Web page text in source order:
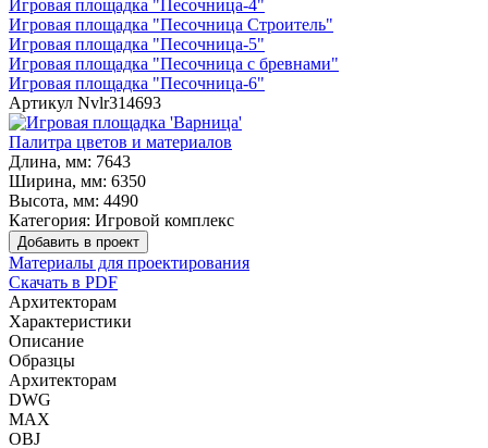
Игровая площадка "Песочница-4"
Игровая площадка "Песочница Строитель"
Игровая площадка "Песочница-5"
Игровая площадка "Песочница с бревнами"
Игровая площадка "Песочница-6"
Артикул Nvlr314693
Палитра цветов и материалов
Длина, мм: 7643
Ширина, мм: 6350
Высота, мм: 4490
Категория: Игровой комплекс
Добавить в проект
Материалы для проектирования
Скачать в PDF
Архитекторам
Характеристики
Описание
Образцы
Архитекторам
DWG
MAX
OBJ